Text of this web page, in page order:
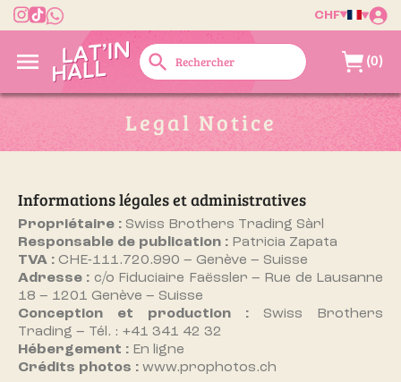
CHF
 search (0)
Legal Notice
Informations légales et administratives
Propriétaire : Swiss Brothers Trading Sàrl
Responsable de publication : Patricia Zapata
TVA : CHE-111.720.990 – Genève – Suisse
Adresse : c/o Fiduciaire Faëssler – Rue de Lausanne
18 – 1201 Genève – Suisse
Conception et production : Swiss Brothers
Trading – Tél. : +41 341 42 32
Hébergement : En ligne
Crédits photos : www.prophotos.ch